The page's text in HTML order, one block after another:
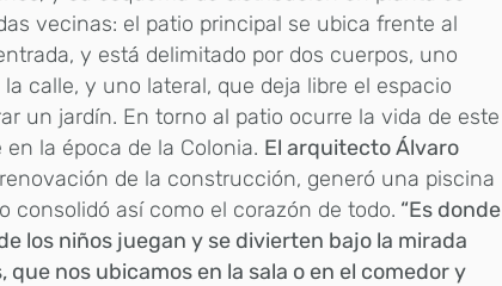
vecinas: el patio principal se ubica frente al
y está delimitado por dos cuerpos, uno
calle, y uno lateral, que deja libre el espacio
un jardín. En torno al patio ocurre la vida de este
la época de la Colonia. El arquitecto Álvaro
de la construcción, generó una piscina
consolidó así como el corazón de todo. “Es donde
los niños juegan y se divierten bajo la mirada
que nos ubicamos en la sala o en el comedor y